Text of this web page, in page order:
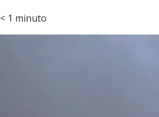
< 1 minuto